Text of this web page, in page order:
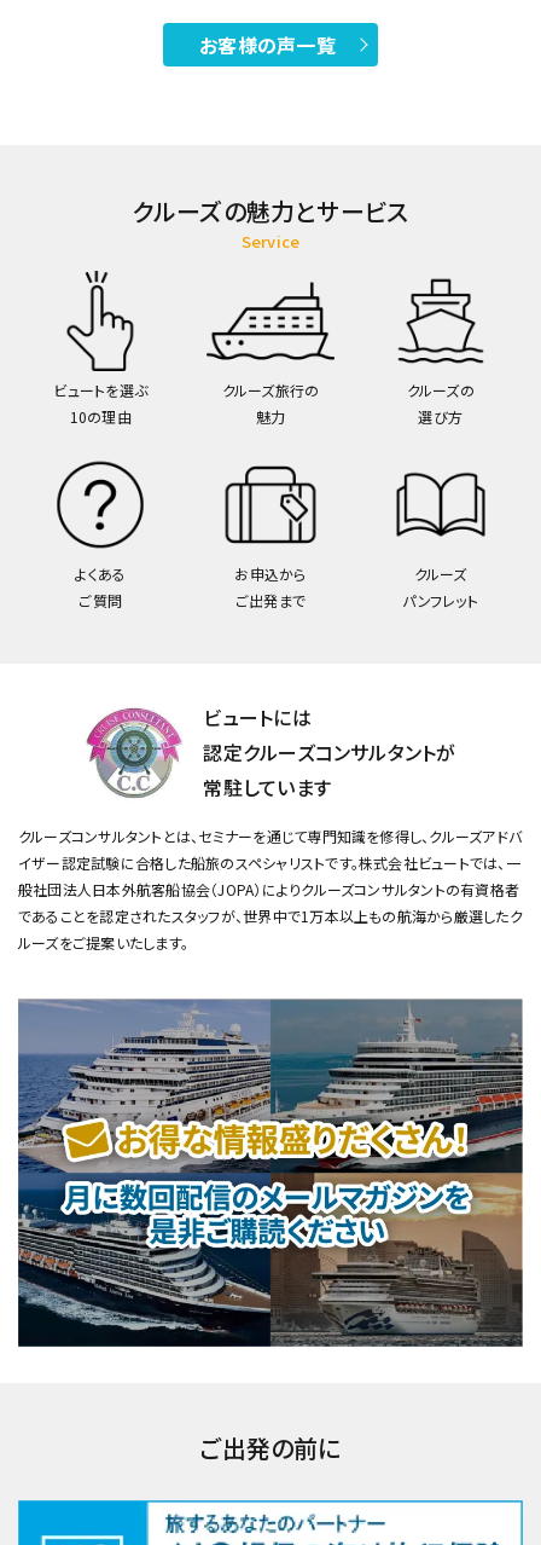
お客様の声一覧
クルーズの魅力とサービス
Service
ビュートを選ぶ
10の理由
クルーズ旅行の
魅力
クルーズの
選び方
よくある
ご質問
お申込から
ご出発まで
クルーズ
パンフレット
ビュートには
認定クルーズコンサルタントが
常駐しています
クルーズコンサルタントとは、セミナーを通じて専門知識を修得し、クルーズアドバ
イザー認定試験に合格した船旅のスペシャリストです。株式会社ビュートでは、一
般社団法人日本外航客船協会（JOPA）によりクルーズコンサルタントの有資格者
であることを認定されたスタッフが、世界中で1万本以上もの航海から厳選したク
ルーズをご提案いたします。
ご出発の前に